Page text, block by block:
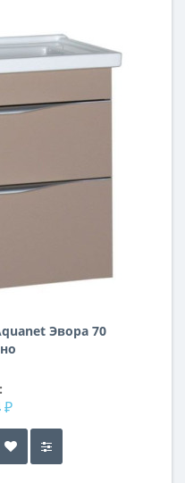
Эвора 70
₽